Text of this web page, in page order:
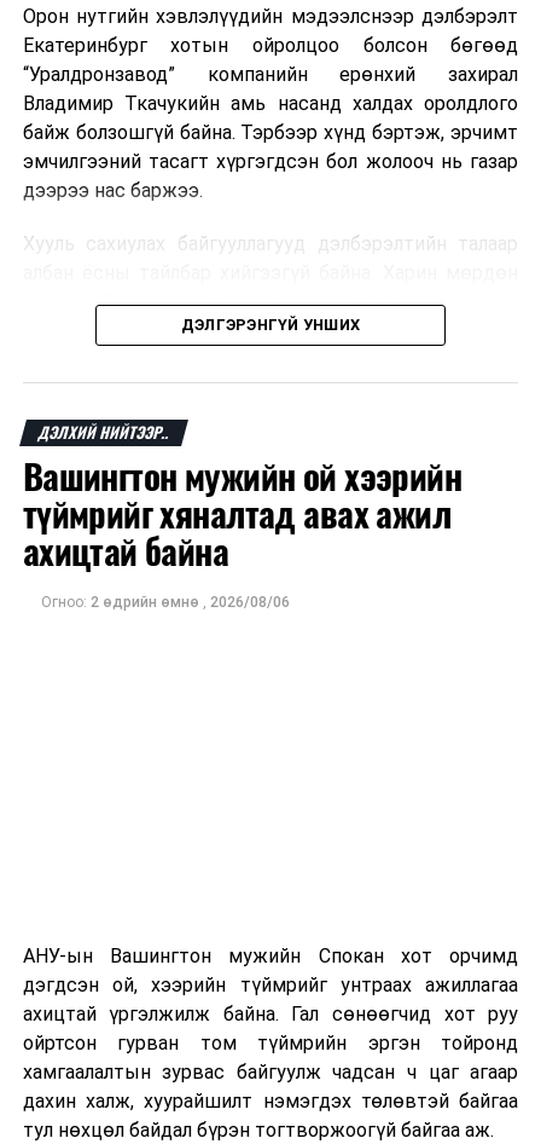
Мароккогийн хөдөлмөр эрхлэлтийн сайд мэдэгджээ.
Орон нутгийн хэвлэлүүдийн мэдээлснээр дэлбэрэлт
Екатеринбург хотын ойролцоо болсон бөгөөд
“Уралдронзавод” компанийн ерөнхий захирал
Владимир Ткачукийн амь насанд халдах оролдлого
байж болзошгүй байна. Тэрбээр хүнд бэртэж, эрчимт
эмчилгээний тасагт хүргэгдсэн бол жолооч нь газар
дээрээ нас баржээ.
Хууль сахиулах байгууллагууд дэлбэрэлтийн талаар
шалгах байгууллага олон нийтэд аюултай аргаар
хүний амь насанд халдахыг завдсан гэх үндэслэлээр
мэдээлжээ.
“Уралдронзавод” компани 2023 онд Екатеринбург
хотод байгуулагдсан бөгөөд нисгэгчгүй нисэх
төхөөрөмж үйлдвэрлэдэг аж. Тус компанийн 2025
оны орлого 6.2 тэрбум рубль, цэвэр ашиг нь 1.9
тэрбум рубльд хүрсэн гэж РБК мэдээлсэн байна.
Одоогоор дэлбэрэлтийн шалтгаан, хэрэгт холбоотой
ДЭЛГЭРЭНГҮЙ УНШИХ
ДЭЛХИЙ НИЙТЭЭР..
Вашингтон мужийн ой хээрийн
түймрийг хяналтад авах ажил
ахицтай байна
Огноо: 2 өдрийн өмнө , 2026/08/06
АНУ-ын Вашингтон мужийн Спокан хот орчимд
дэгдсэн ой, хээрийн түймрийг унтраах ажиллагаа
ахицтай үргэлжилж байна. Гал сөнөөгчид хот руу
ойртсон гурван том түймрийн эргэн тойронд
хамгаалалтын зурвас байгуулж чадсан ч цаг агаар
дахин халж, хуурайшилт нэмэгдэх төлөвтэй байгаа
тул нөхцөл байдал бүрэн тогтворжоогүй байгаа аж.